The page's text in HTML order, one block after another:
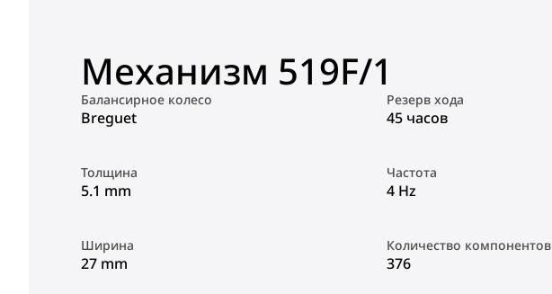
Механизм 519F/1
Балансирное колесо
Breguet
Резерв хода
45 часов
Толщина
5.1 mm
Частота
4 Hz
Ширина
27 mm
Количество компонентов
376